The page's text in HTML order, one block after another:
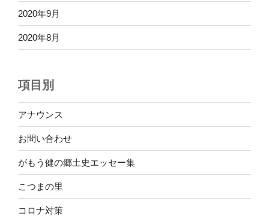
2020年9月
2020年8月
項目別
アナウンス
お問い合わせ
がもう健の郷土史エッセー集
こつまの里
コロナ対策